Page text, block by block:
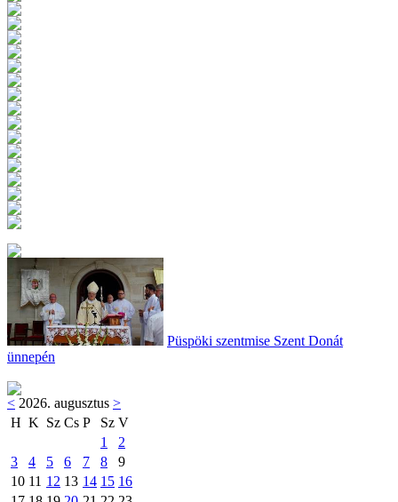
Püspöki szentmise Szent Donát
ünnepén
< 2026. augusztus >
H K Sz Cs P Sz V
1
2
3
4 5 6 7 8
9
10 11 12 13 14 15 16